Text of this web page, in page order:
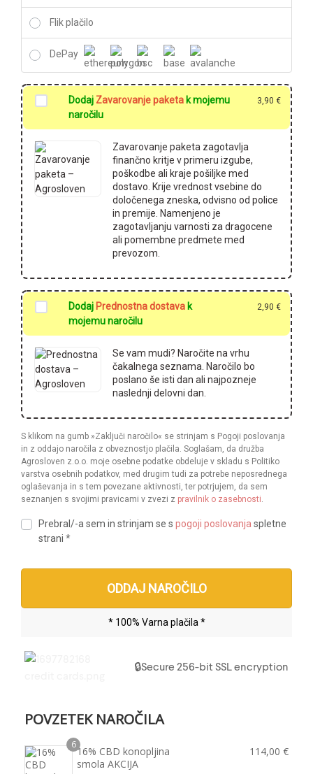
Flik plačilo
DePay
Dodaj Zavarovanje paketa k mojemu
naročilu
3,90 €
Zavarovanje paketa zagotavlja
finančno kritje v primeru izgube,
poškodbe ali kraje pošiljke med
dostavo. Krije vrednost vsebine do
določenega zneska, odvisno od police
in premije. Namenjeno je
zagotavljanju varnosti za dragocene
ali pomembne predmete med
prevozom.
Dodaj Prednostna dostava k
mojemu naročilu
2,90 €
Se vam mudi? Naročite na vrhu
čakalnega seznama. Naročilo bo
poslano še isti dan ali najpozneje
naslednji delovni dan.
S klikom na gumb »Zaključi naročilo« se strinjam s Pogoji poslovanja
in z oddajo naročila z obveznostjo plačila. Soglašam, da družba
Agrosloven z.o.o. moje osebne podatke obdeluje v skladu s Politiko
varstva osebnih podatkov, med drugim tudi za potrebe neposrednega
oglaševanja in s tem povezane aktivnosti, ter potrjujem, da sem
seznanjen s svojimi pravicami v zvezi z pravilnik o zasebnosti
Prebral/-a sem in strinjam se s pogoji poslovanja spletne
strani *
ODDAJ NAROČILO
* 100% Varna plačila *
🔒Secure 256-bit SSL encryption
POVZETEK NAROČILA
6
16% CBD konopljina
smola AKCIJA
114,00 €